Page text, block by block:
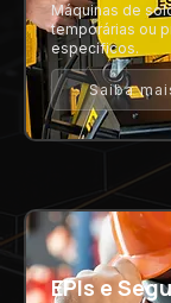
Máquinas de
temporárias ou
específicos.
Saiba
EPIs e